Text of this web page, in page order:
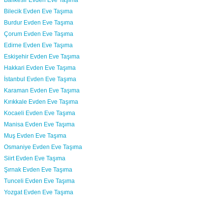
Bilecik Evden Eve Taşıma
Burdur Evden Eve Taşıma
Çorum Evden Eve Taşıma
Edirne Evden Eve Taşıma
Eskişehir Evden Eve Taşıma
Hakkari Evden Eve Taşıma
İstanbul Evden Eve Taşıma
Karaman Evden Eve Taşıma
Kırıkkale Evden Eve Taşıma
Kocaeli Evden Eve Taşıma
Manisa Evden Eve Taşıma
Muş Evden Eve Taşıma
Osmaniye Evden Eve Taşıma
Siirt Evden Eve Taşıma
Şırnak Evden Eve Taşıma
Tunceli Evden Eve Taşıma
Yozgat Evden Eve Taşıma